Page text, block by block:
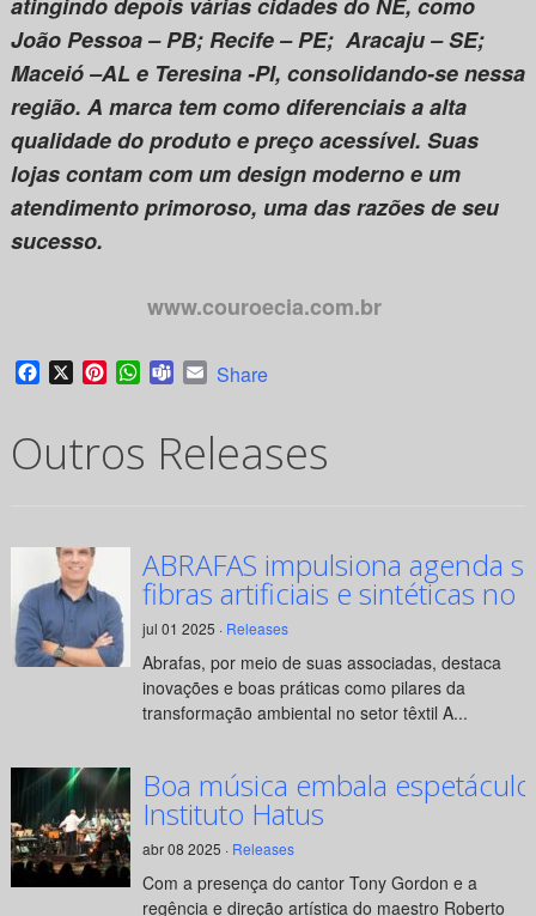
João Pessoa – PB; Recife – PE; Aracaju – SE;
Maceió –AL e Teresina -PI, consolidando-se nessa
região. A marca tem como diferenciais a alta
qualidade do produto e preço acessível. Suas
lojas contam com um design moderno e um
atendimento primoroso, uma das razões de seu
sucesso.
www.couroecia.com.br
Facebook
X PinterestWhatsApp
TeamsEmail
Share
Outros Releases
ABRAFAS impulsiona agenda
fibras artificiais e sintéticas no
jul 01 2025 · Releases
Abrafas, por meio de suas associadas, destaca
inovações e boas práticas como pilares da
transformação ambiental no setor têxtil A...
Boa música embala
Instituto Hatus
abr 08 2025 · Releases
Com a presença do cantor Tony Gordon e a
regência e direção artística do maestro Roberto